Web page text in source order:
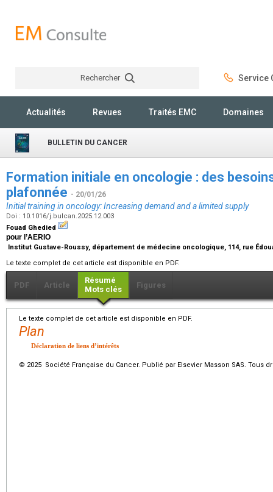
Rechercher Service
Actualités Revues Traités EMC Domaines
BULLETIN DU CANCER
Formation initiale en oncologie : des
plafonnée - 20/01/26
Initial training in oncology: Increasing demand and a limited supply
Doi : 10.1016/j.bulcan.2025.12.003
Fouad Ghedied
pour l’AERIO
Institut Gustave-Roussy, département de médecine oncologique, 114, rue
Le texte complet de cet article est disponible en PDF.
PDF Article
Résumé
Mots clés
Figures
Le texte complet de cet article est disponible en PDF.
Plan
Déclaration de liens d’intérêts
© 2025 Société Française du Cancer. Publié par Elsevier Masson SAS. Tous